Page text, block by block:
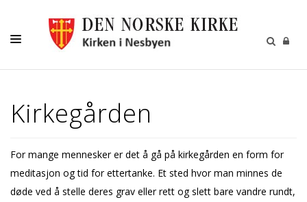
BARN OG UNGE
KIRKEGÅRDEN
KALENDER
Kirkegården
For mange mennesker er det å gå på kirkegården en form for
meditasjon og tid for ettertanke. Et sted hvor man minnes de
døde ved å stelle deres grav eller rett og slett bare vandre rundt,